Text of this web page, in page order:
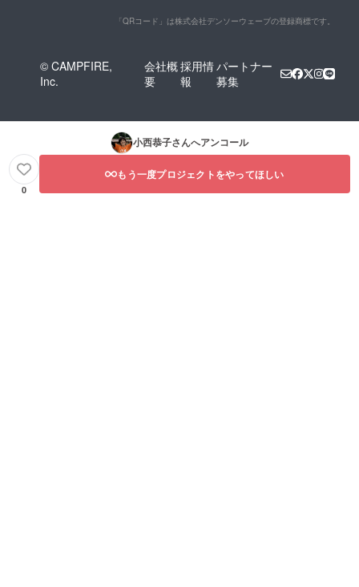
「QRコード」は株式会社デンソーウェーブの登録商標です。
© CAMPFIRE,
Inc.
会社概
要
採用情
報
パートナー
募集
小西恭子さんへアンコール
0
もう一度プロジェクトをやってほしい